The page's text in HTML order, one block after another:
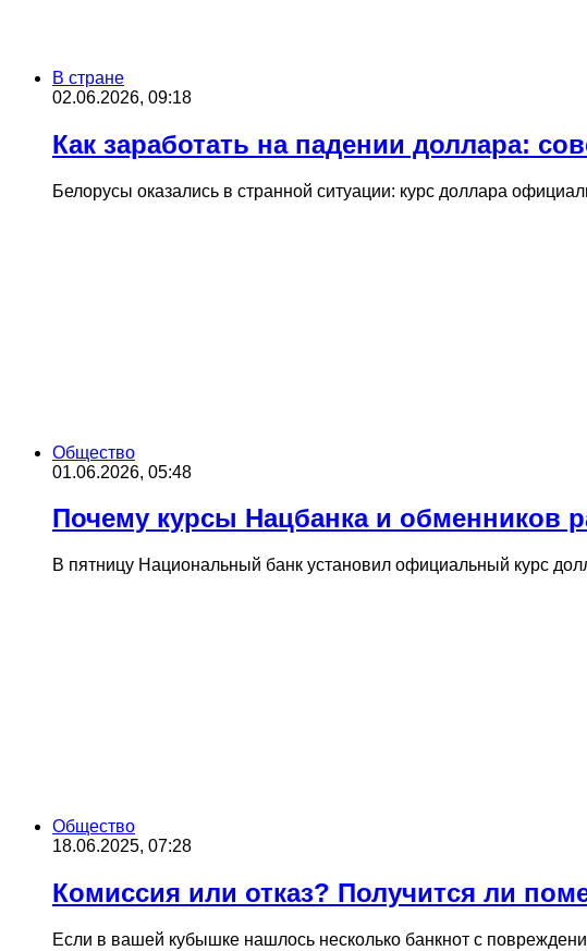
В стране
02.06.2026, 09:18
Как заработать на падении доллара:
Белорусы оказались в странной ситуации: курс доллара
Общество
01.06.2026, 05:48
Почему курсы Нацбанка и обменников
В пятницу Национальный банк установил официальный курс
Общество
18.06.2025, 07:28
Комиссия или отказ? Получится ли
Если в вашей кубышке нашлось несколько банкнот с